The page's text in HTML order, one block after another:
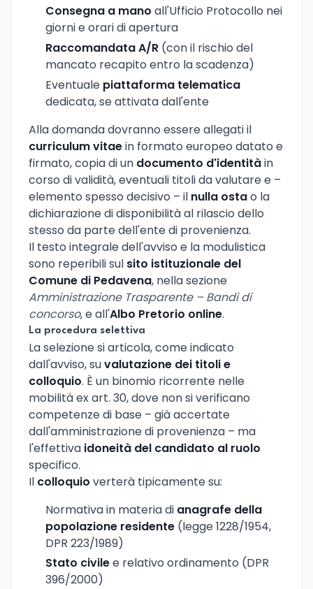
Consegna a mano all'Ufficio Protocollo nei
giorni e orari di apertura
Raccomandata A/R (con il rischio del
mancato recapito entro la scadenza)
Eventuale piattaforma telematica
dedicata, se attivata dall'ente
Alla domanda dovranno essere allegati il
curriculum vitaein formato europeo datato e
firmato, copia di un documento d'identitàin
corso di validità, eventuali titoli da valutare e –
elemento spesso decisivo – il nulla ostao la
dichiarazione di disponibilità al rilascio dello
stesso da parte dell'ente di provenienza.
Il testo integrale dell'avviso e la modulistica
sono reperibili sul sito istituzionale del
Comune di Pedavena, nella sezione
Amministrazione Trasparente – Bandi di
concorso, e all'Albo Pretorio online.
La procedura selettiva
La selezione si articola, come indicato
dall'avviso, suvalutazione dei titoli e
colloquio. È un binomio ricorrente nelle
mobilità ex art. 30, dove non si verificano
competenze di base – già accertate
dall'amministrazione di provenienza – ma
l'effettiva idoneità del candidato al ruolo
specifico.
Il colloquio verterà tipicamente su:
Normativa in materia di anagrafe della
popolazione residente (legge 1228/1954,
DPR 223/1989)
Stato civilee relativo ordinamento (DPR
396/2000)